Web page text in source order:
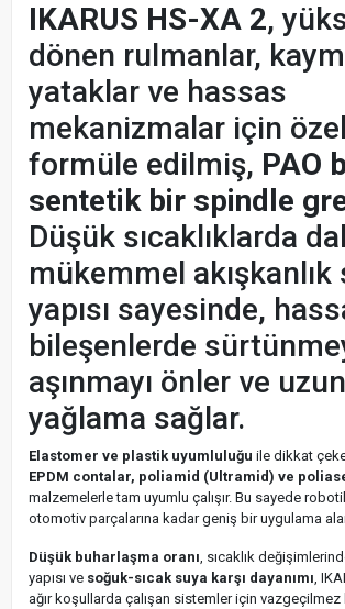
IKARUS HS-XA 2,
dönen rulmanlar,
yataklar ve hassas
mekanizmalar için
formüle edilmiş, PAO
sentetik bir spindle
Düşük sıcaklıklarda
mükemmel akışkanlık
yapısı sayesinde,
bileşenlerde
aşınmayı önler ve
yağlama sağlar.
Elastomer ve plastik uyumluluğu ile dikkat
EPDM contalar, poliamid (Ultramid) ve
malzemelerle tam uyumlu çalışır. Bu sayede
otomotiv parçalarına kadar geniş bir uygulama
Düşük buharlaşma oranı, sıcaklık
yapısı ve soğuk-sıcak suya karşı dayanımı,
ağır koşullarda çalışan sistemler için vazgeçilmez